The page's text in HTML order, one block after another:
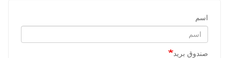
اسم
صندوق بريد